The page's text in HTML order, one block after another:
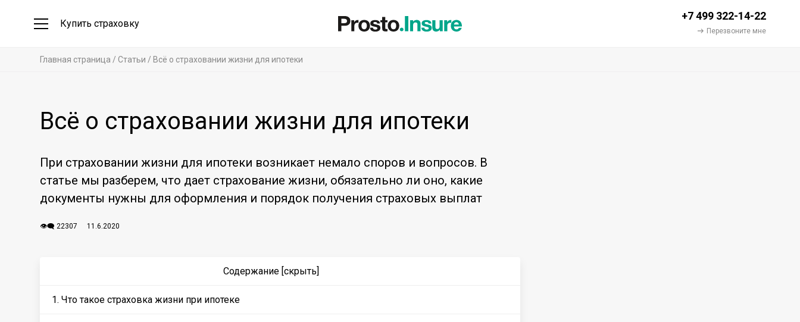
Купить страховку
+7 499 322-14-22
Перезвоните мне
Главная страница Статьи Всё о страховании жизни для ипотеки
Всё о страховании жизни для ипотеки
При страховании жизни для ипотеки возникает немало споров и вопросов. В
статье мы разберем, что дает страхование жизни, обязательно ли оно, какие
документы нужны для оформления и порядок получения страховых выплат
👁️‍🗨️ 22307 11.6.2020
Содержание [скрыть]
1. Что такое страховка жизни при ипотеке